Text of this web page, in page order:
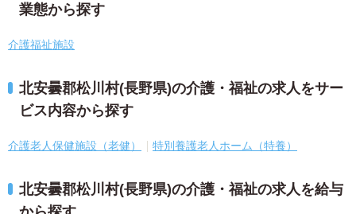
業態から探す
介護福祉施設
北安曇郡松川村(長野県)の介護・福祉の求人をサー
ビス内容から探す
介護老人保健施設（老健） 特別養護老人ホーム（特養）
北安曇郡松川村(長野県)の介護・福祉の求人を給与